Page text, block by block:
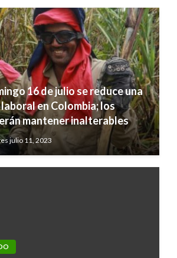
16 de julio se reduce una
en Colombia; los
mantener inalterables
julio 11, 2023